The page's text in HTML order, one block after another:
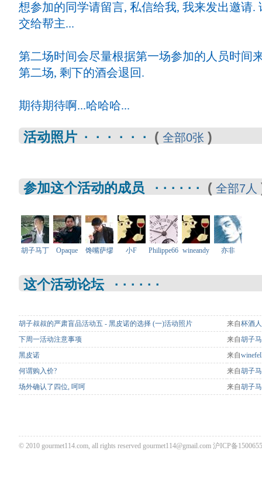
想参加的同学请留言, 私信给我, 我来发出邀请.
交给帮主...
第二场时间会尽量根据第一场参加的人员时间
第二场, 剩下的酒会退回.
期待期待啊...哈哈哈...
活动照片 · · · · · · ( 全部0张 )
参加这个活动的成员 · · · · · · ( 全部7人
胡子马丁 Opaque 馋嘴萨缪 小F Philippe66 wineandy 亦非
这个活动论坛 · · · · · ·
胡子叔叔的严肃盲品活动五 - 黑皮诺的选择 (一)活动照片 来自杯酒
下周一活动注意事项
来自胡子
黑皮诺
来自
何谓购入价?
来自胡子
场外确认了四位, 呵呵
来自胡子
© 2010 gourmet114.com, all rights reserved gourmet114@gmail.com 沪ICP备